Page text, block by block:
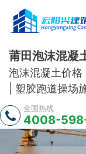
莆田泡沫混凝
泡沫混凝土价
| 塑胶跑道操场
全国热线
4008-